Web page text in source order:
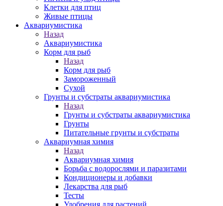
Клетки для птиц
Живые птицы
Аквариумистика
Назад
Аквариумистика
Корм для рыб
Назад
Корм для рыб
Замороженный
Сухой
Грунты и субстраты аквариумистика
Назад
Грунты и субстраты аквариумистика
Грунты
Питательные грунты и субстраты
Аквариумная химия
Назад
Аквариумная химия
Борьба с водорослями и паразитами
Кондиционеры и добавки
Лекарства для рыб
Тесты
Удобрения для растений